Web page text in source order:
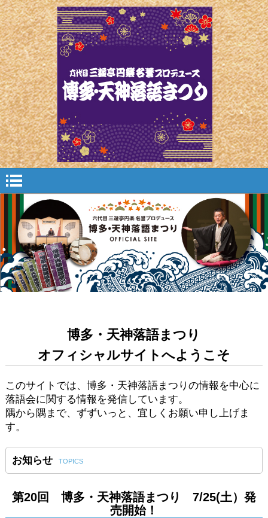
博多・天神落語まつり
オフィシャルサイトへようこそ
このサイトでは、博多・天神落語まつりの情報を中心に
落語会に関する情報を発信しています。
隅から隅まで、ずずいっと、宜しくお願い申し上げま
す。
お知らせ TOPICS
第20回 博多・天神落語まつり 7/25(土）発
売開始！